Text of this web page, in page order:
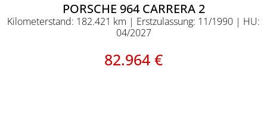
PORSCHE 964 CARRERA 2
Kilometerstand: 182.421 km | Erstzulassung: 11/1990 | HU:
04/2027
82.964 €